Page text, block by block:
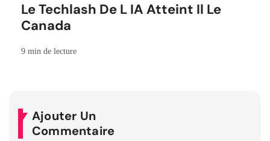
Le Techlash De L IA Atteint Il Le
Canada
9 min de lecture
Ajouter Un
Commentaire